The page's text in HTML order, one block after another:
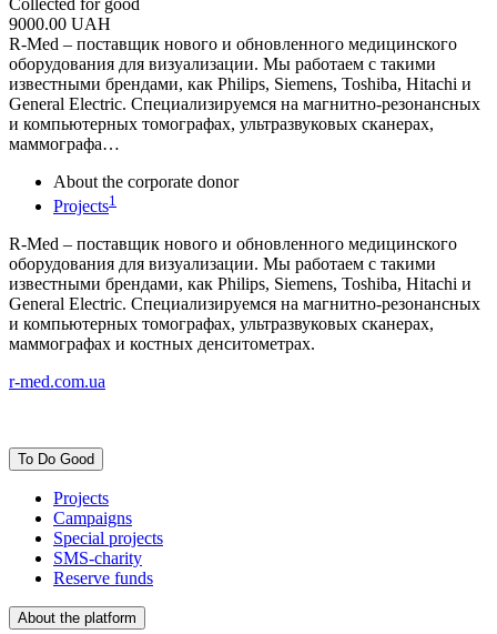
9000.00 UAH
R-Med – поставщик нового и обновленного медицинского
оборудования для визуализации. Мы работаем с такими
известными брендами, как Philips, Siemens, Toshiba, Hitachi и
General Electric. Специализируемся на магнитно-резонансных
и компьютерных томографах, ультразвуковых сканерах,
маммографа…
About the corporate donor
Projects1
R-Med – поставщик нового и обновленного медицинского
оборудования для визуализации. Мы работаем с такими
известными брендами, как Philips, Siemens, Toshiba, Hitachi и
General Electric. Специализируемся на магнитно-резонансных
и компьютерных томографах, ультразвуковых сканерах,
маммографах и костных денситометрах.
r-med.com.ua
To Do Good
Projects
Campaigns
Special projects
SMS-charity
Reserve funds
About the platform